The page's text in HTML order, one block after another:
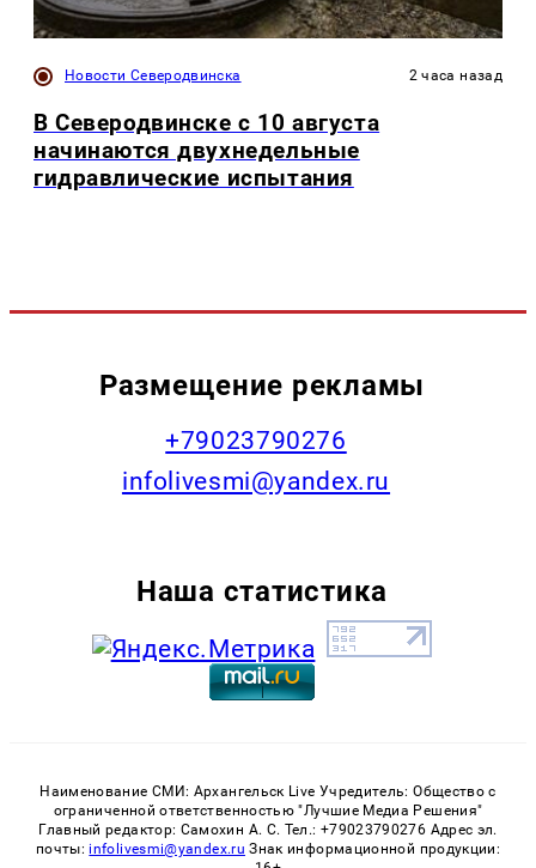
Новости Северодвинска 2 часа назад
В Северодвинске с 10 августа
начинаются двухнедельные
гидравлические испытания
Размещение рекламы
+79023790276
infolivesmi@yandex.ru
Наша статистика
Наименование СМИ: Архангельск Live Учредитель: Общество с
ограниченной ответственностью "Лучшие Медиа Решения"
Главный редактор: Самохин А. С. Тел.: +79023790276 Адрес эл.
почты: infolivesmi@yandex.ru Знак информационной продукции: